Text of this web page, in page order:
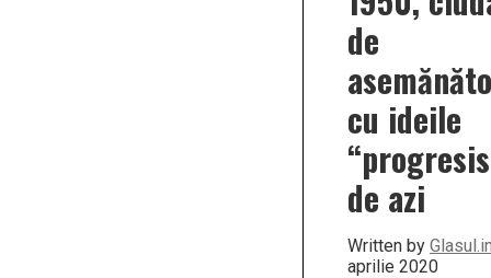
de
cu ideile
de azi
Written by
aprilie 2020